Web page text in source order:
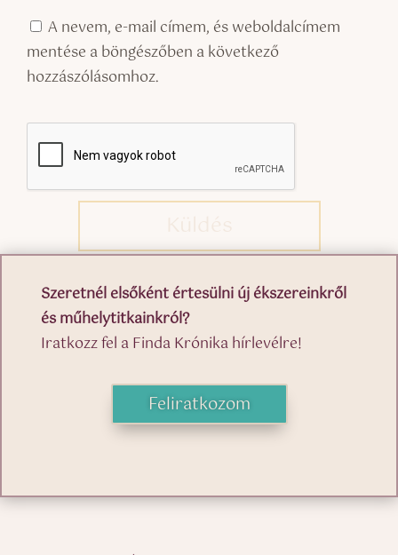
A nevem, e-mail címem, és weboldalcímem
mentése a böngészőben a következő
hozzászólásomhoz.
Szeretnél elsőként értesülni új ékszereinkről
és műhelytitkainkról?
Iratkozz fel a Finda Krónika hírlevélre!
Feliratkozom